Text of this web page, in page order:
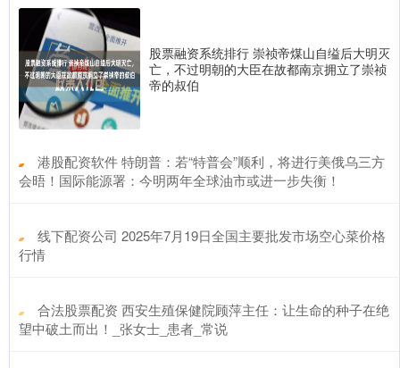
股票融资系统排行 崇祯帝煤山自缢后大明灭
亡，不过明朝的大臣在故都南京拥立了崇祯
帝的叔伯
​港股配资软件 特朗普：若“特普会”顺利，将进行美俄乌三方
会晤！国际能源署：今明两年全球油市或进一步失衡！
​线下配资公司 2025年7月19日全国主要批发市场空心菜价格
行情
​合法股票配资 西安生殖保健院顾萍主任：让生命的种子在绝
望中破土而出！_张女士_患者_常说